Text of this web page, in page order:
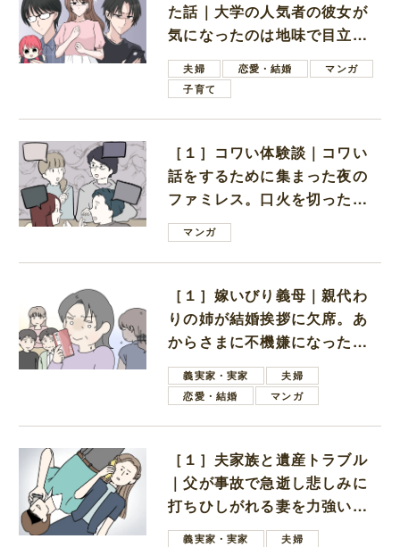
た話｜大学の人気者の彼女が
気になったのは地味で目立た
ない男子学生
夫婦 恋愛・結婚
マンガ
子育て
［１］コワい体験談｜コワい
話をするために集まった夜の
ファミレス。口火を切ったの
は電車好きの男の子ママ
マンガ
［１］嫁いびり義母｜親代わ
りの姉が結婚挨拶に欠席。あ
からさまに不機嫌になった義
母義実家・実家
夫婦
恋愛・結婚
マンガ
［１］夫家族と遺産トラブル
｜父が事故で急逝し悲しみに
打ちひしがれる妻を力強い言
葉で励ます夫
義実家・実家
夫婦